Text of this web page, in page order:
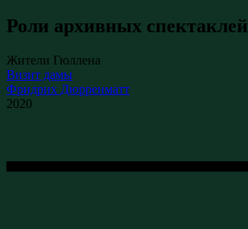
Роли архивных спектаклей
Жители Гюллена
Визит дамы
Фридрих Дюрренматт
2020